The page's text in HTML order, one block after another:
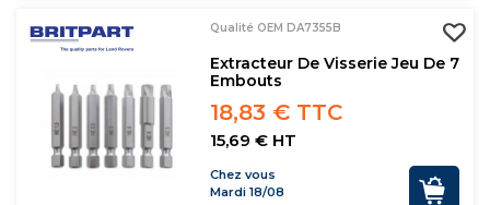
Qualité OEM DA7355B
Extracteur De Visserie Jeu De 7
Embouts
18,83 € TTC
15,69 € HT
Chez vous
Mardi 18/08